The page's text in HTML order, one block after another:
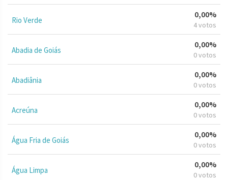
Rio Verde
0,00%
4 votos
Abadia de Goiás
0,00%
0 votos
Abadiânia
0,00%
0 votos
Acreúna
0,00%
0 votos
Água Fria de Goiás
0,00%
0 votos
Água Limpa
0,00%
0 votos